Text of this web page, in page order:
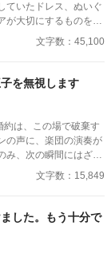
ていたドレス、ぬいぐ
が大切にするものを、
うだい？」 妹のヴィ
い口調で言った。 一
すり替えられた。 式
リアは途方に暮れ
も最も注目を集める
。 それなのにアレク
文字数：45,100
を無視します
約は、この場で破棄す
嬢セシリアが勝ち誇
文字数：15,849
した。もう十分で